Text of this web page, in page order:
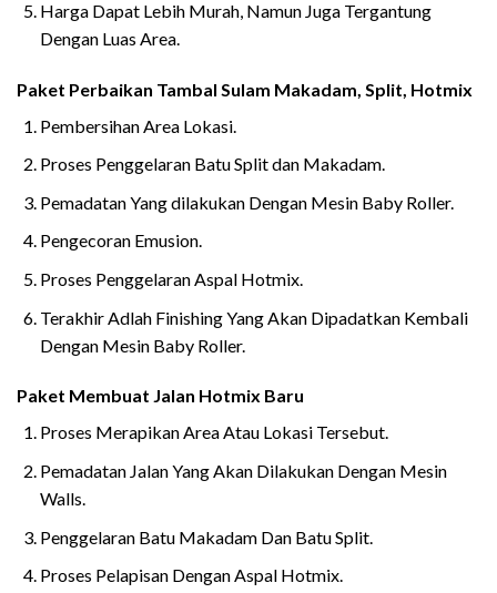
Harga Dapat Lebih Murah, Namun Juga Tergantung
Dengan Luas Area.
Paket Perbaikan Tambal Sulam Makadam, Split, Hotmix
Pembersihan Area Lokasi.
Proses Penggelaran Batu Split dan Makadam.
Pemadatan Yang dilakukan Dengan Mesin Baby Roller.
Pengecoran Emusion.
Proses Penggelaran Aspal Hotmix.
Terakhir Adlah Finishing Yang Akan Dipadatkan Kembali
Dengan Mesin Baby Roller.
Paket Membuat Jalan Hotmix Baru
Proses Merapikan Area Atau Lokasi Tersebut.
Pemadatan Jalan Yang Akan Dilakukan Dengan Mesin
Walls.
Penggelaran Batu Makadam Dan Batu Split.
Proses Pelapisan Dengan Aspal Hotmix.